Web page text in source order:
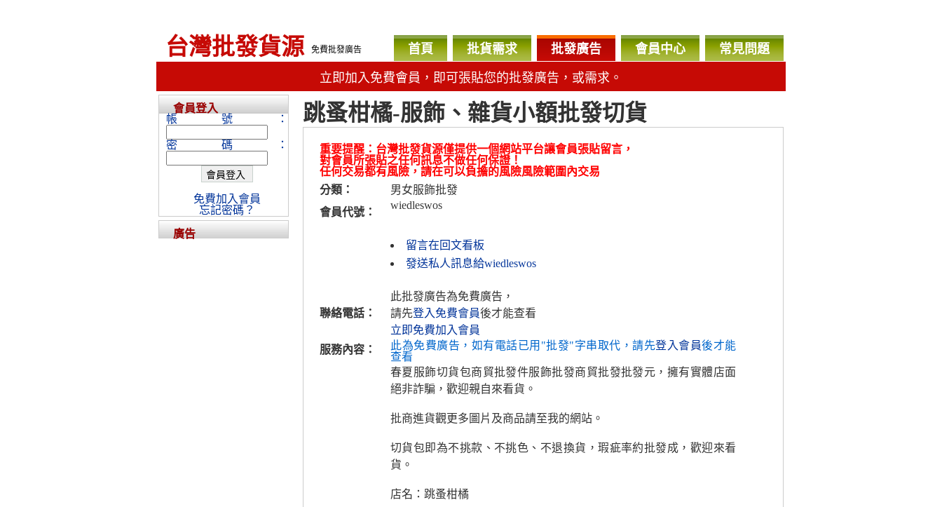
台灣批發貨源 免費批發廣告 首頁 批貨需求 批發廣告 會員中心 常見問題
立即加入免費會員，即可張貼您的批發廣告，或需求。
跳蚤柑橘-服飾、雜貨小額批發切貨
重要提醒：台灣批發貨源僅提供一個網站平台讓會員張貼留言，
對會員所張貼之任何訊息不做任何保證！
任何交易都有風險，請在可以負擔的風險風險範圍內交易
分類：
男女服飾批發
會員代號：
wiedleswos
留言在回文看板
發送私人訊息給wiedleswos
聯絡電話：
此批發廣告為免費廣告，
請先登入免費會員後才能查看
立即免費加入會員
服務內容：
此為免費廣告，如有電話已用"批發"字串取代，請先登入會員後才能
查看
春夏服飾切貨包商貿批發件服飾批發商貿批發批發元，擁有實體店面
絕非詐騙，歡迎親自來看貨。
批商進貨觀更多圖片及商品請至我的網站。
切貨包即為不挑款、不挑色、不退換貨，瑕疵率約批發成，歡迎來看
貨。
店名：跳蚤柑橘
會員登入
帳號：
密碼：
免費加入會員
忘記密碼？
廣告